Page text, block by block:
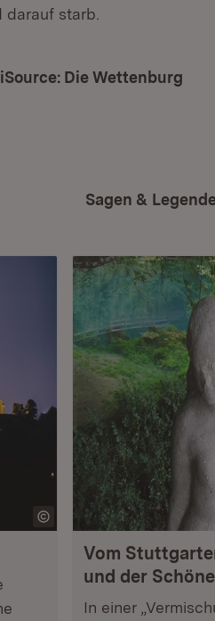
starb.
Die Wettenburg
Sagen &
Vom
und der
In einer